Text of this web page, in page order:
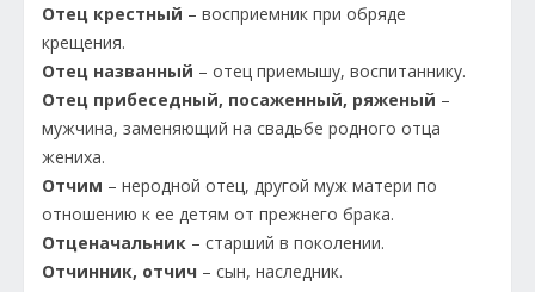
Отец крестный – восприемник при обряде
крещения.
Отец названный – отец приемышу, воспитаннику.
Отец прибеседный, посаженный, ряженый –
мужчина, заменяющий на свадьбе родного отца
жениха.
Отчим – неродной отец, другой муж матери по
отношению к ее детям от прежнего брака.
Отценачальник – старший в поколении.
Отчинник, отчич – сын, наследник.